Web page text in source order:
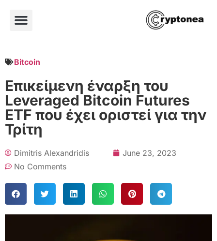
Bitcoin
Επικείμενη έναρξη του
Leveraged Bitcoin Futures
ETF που έχει οριστεί για την
Τρίτη
Dimitris Alexandridis
June 23, 2023
No Comments